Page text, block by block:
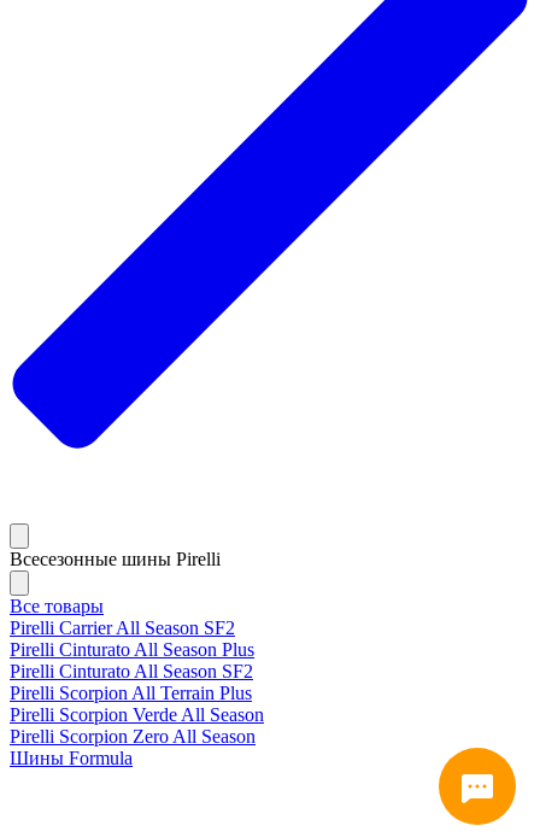
Всесезонные шины Pirelli
Все товары
Pirelli Carrier All Season SF2
Pirelli Cinturato All Season Plus
Pirelli Cinturato All Season SF2
Pirelli Scorpion All Terrain Plus
Pirelli Scorpion Verde All Season
Pirelli Scorpion Zero All Season
Шины Formula